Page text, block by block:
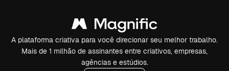
A plataforma criativa para você direcionar seu melhor trabalho.
Mais de 1 milhão de assinantes entre criativos, empresas,
agências e estúdios.